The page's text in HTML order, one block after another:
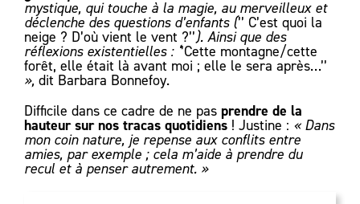
mystique, qui touche à la magie, au merveilleux et
déclenche des questions d’enfants (’’ C’est quoi la
neige ? D’où vient le vent ?’’). Ainsi que des
réflexions existentielles : ‘’Cette montagne/cette
forêt, elle était là avant moi ; elle le sera après…’’
», dit Barbara Bonnefoy.
Difficile dans ce cadre de ne pas prendre de la
hauteur sur nos tracas quotidiens ! Justine : « Dans
mon coin nature, je repense aux conflits entre
amies, par exemple ; cela m’aide à prendre du
recul et à penser autrement. »